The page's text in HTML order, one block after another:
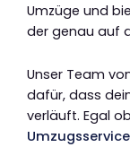
Umzüge und
der genau auf
Unser Team
dafür, dass
verläuft. Egal
Umzugsservice